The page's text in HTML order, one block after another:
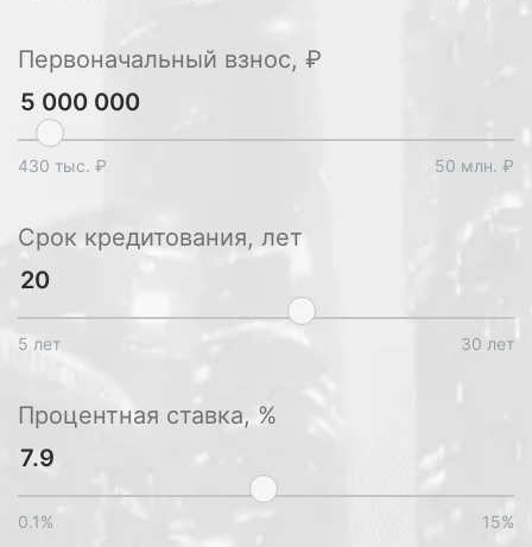
Первоначальный взнос, ₽
430 тыс. ₽ 50 млн. ₽
Срок кредитования, лет
5 лет 30 лет
Процентная ставка, %
0.1% 15%